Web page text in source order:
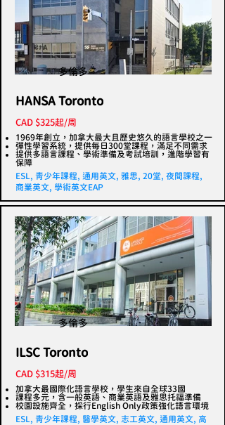
多倫多
HANSA Toronto
CAD $325起/周
1969年創立，加拿大最大且歷史悠久的語言學校之一
彈性學習系統，提供每日300堂課程，滿足不同需求
提供多語言課程、學術準備及考試培訓，進階學習有
保障
ESL, 青少年課程, 通用英文, 雅思, 20堂, 夜間課程,
商業英文, 學術英文EAP
多倫多
ILSC Toronto
CAD $315起/周
加拿大最國際化語言學校，學生來自全球33國
課程多元，含一般英語、商業英語及雅思托福準備
校園設施齊全，採行English Only政策強化語言環境
ESL, 青少年課程, 醫學英文, 志工英文, 通用英文, 高